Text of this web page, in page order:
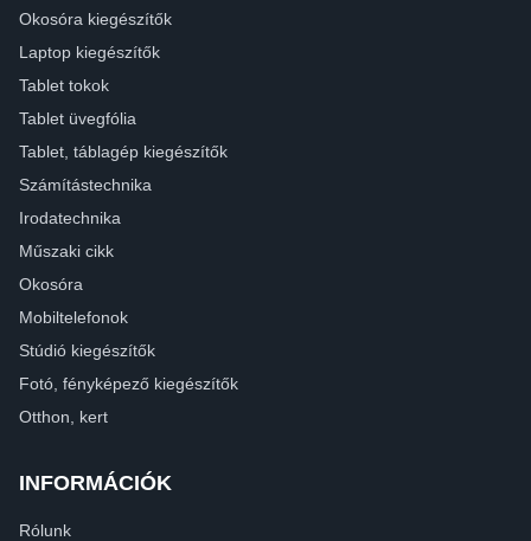
Okosóra kiegészítők
Laptop kiegészítők
Tablet tokok
Tablet üvegfólia
Tablet, táblagép kiegészítők
Számítástechnika
Irodatechnika
Műszaki cikk
Okosóra
Mobiltelefonok
Stúdió kiegészítők
Fotó, fényképező kiegészítők
Otthon, kert
INFORMÁCIÓK
Rólunk